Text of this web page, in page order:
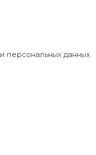
персональных данных